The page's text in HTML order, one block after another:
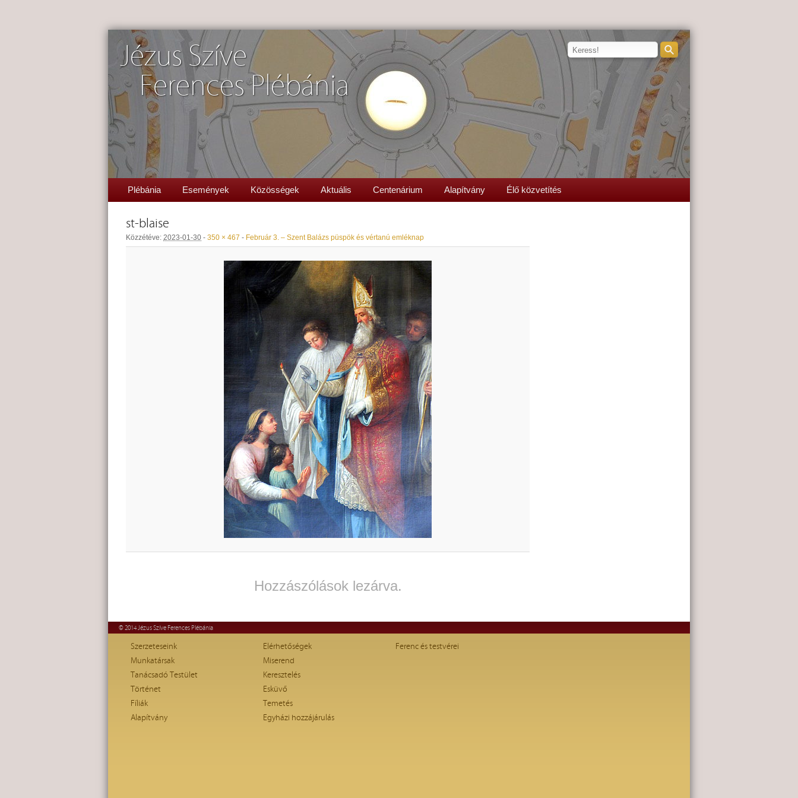
Jézus Szíve
Ferences Plébánia
Plébánia Események Közösségek Aktuális Centenárium Alapítvány Élő közvetítés
st-blaise
Közzétéve: 2023-01-30 - 350 × 467 - Február 3. – Szent Balázs püspök és vértanú emléknap
Hozzászólások lezárva.
© 2014 Jézus Szíve Ferences Plébánia
Szerzeteseink
Munkatársak
Tanácsadó Testület
Történet
Fíliák
Alapítvány
Elérhetőségek
Miserend
Keresztelés
Esküvő
Temetés
Egyházi hozzájárulás
Ferenc és testvérei